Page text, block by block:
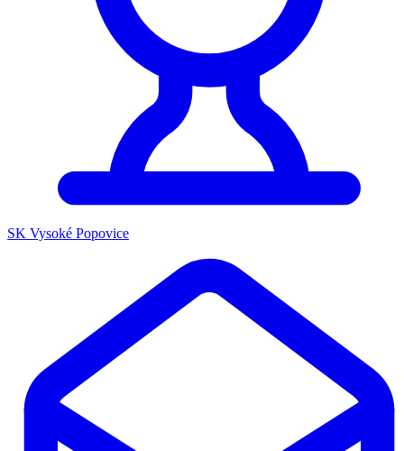
SK Vysoké Popovice